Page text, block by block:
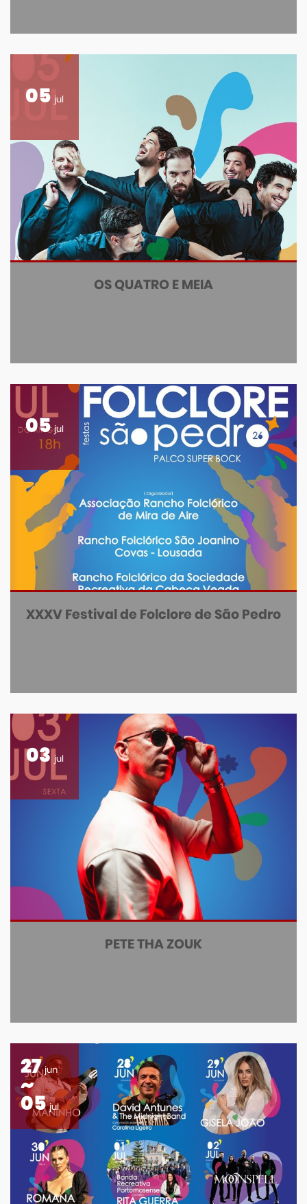
05 jul
OS QUATRO E MEIA
05 jul
XXXV Festival de Folclore de São Pedro
03 jul
PETE THA ZOUK
27 jun
05 jul